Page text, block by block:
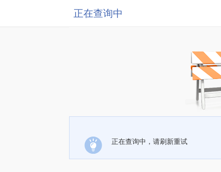
正在查询中
正在查询中，请刷新重试